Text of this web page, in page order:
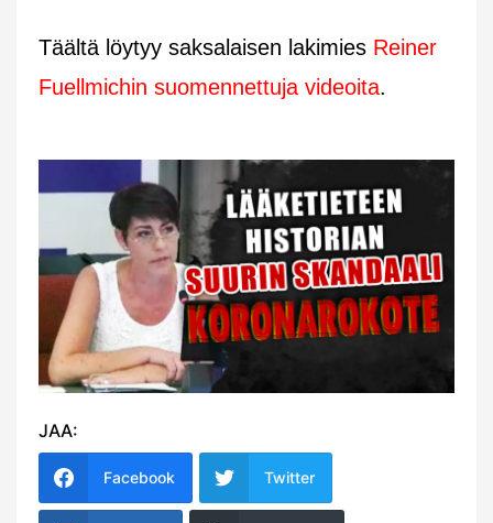
Täältä löytyy saksalaisen lakimies Reiner
Fuellmichin suomennettuja videoita.
JAA:
Facebook Twitter